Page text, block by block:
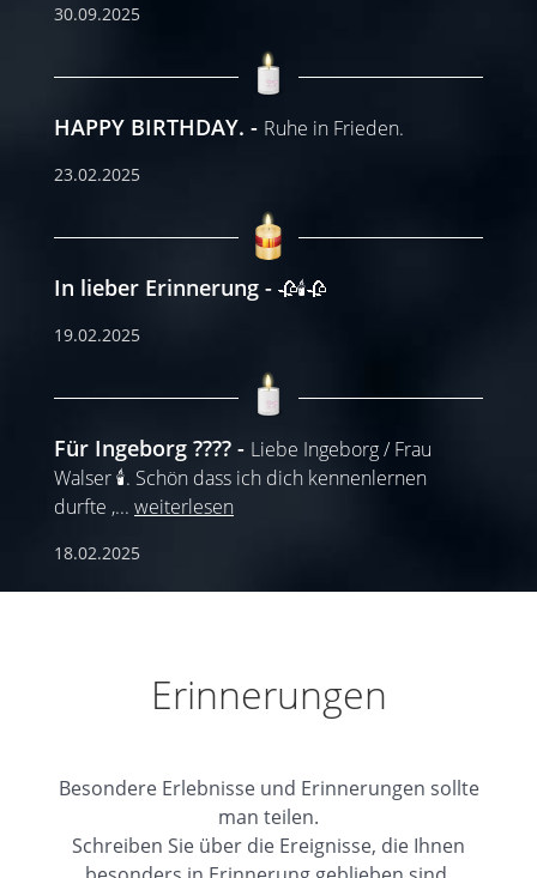
30.09.2025
HAPPY BIRTHDAY. Ruhe in Frieden.
23.02.2025
In lieber Erinnerung 🥀🕯️🥀
19.02.2025
Für Ingeborg ????️
Liebe Ingeborg / Frau
Walser 🕯️. Schön dass ich dich kennenlernen
durfte ,... weiterlesen
18.02.2025
Erinnerungen
Besondere Erlebnisse und Erinnerungen sollte
man teilen.
Schreiben Sie über die Ereignisse, die Ihnen